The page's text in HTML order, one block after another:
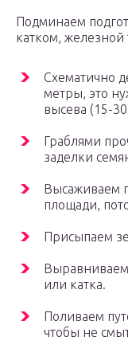
Подминаем
катком, железной
Схематично
метры, это
высева (15-
Граблями
заделки
Высаживаем
площади,
Присыпаем
или катка.
Поливаем
чтобы не